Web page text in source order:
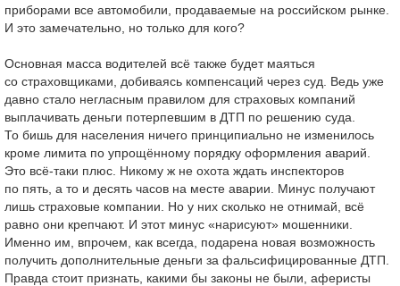
приборами все автомобили, продаваемые на российском рынке.
И это замечательно, но только для кого?
Основная масса водителей всё также будет маяться
со страховщиками, добиваясь компенсаций через суд. Ведь уже
давно стало негласным правилом для страховых компаний
выплачивать деньги потерпевшим в ДТП по решению суда.
То бишь для населения ничего принципиально не изменилось
кроме лимита по упрощённому порядку оформления аварий.
Это всё-таки плюс. Никому ж не охота ждать инспекторов
по пять, а то и десять часов на месте аварии. Минус получают
лишь страховые компании. Но у них сколько не отнимай, всё
равно они крепчают. И этот минус «нарисуют» мошенники.
Именно им, впрочем, как всегда, подарена новая возможность
получить дополнительные деньги за фальсифицированные ДТП.
Правда стоит признать, какими бы законы не были, аферисты